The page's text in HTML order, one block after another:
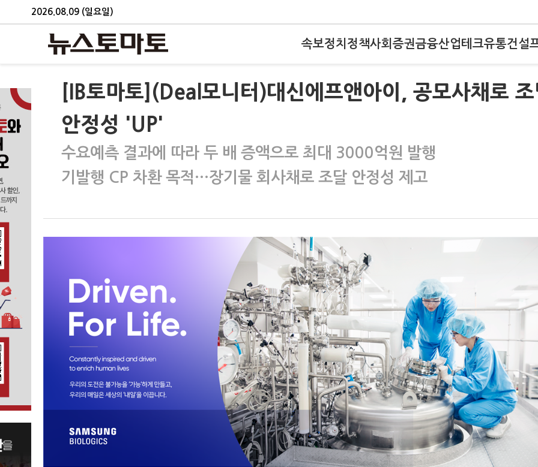
2026.08.09 (일요일)
속보정치 정책사회 증권금융산업테크유통건설
[IB토마토](Deal모니터)대신에프앤아이, 공모사채로
안정성 'UP'
수요예측 결과에 따라 두 배 증액으로 최대 3000억원 발행
기발행 CP 차환 목적…장기물 회사채로 조달 안정성 제고